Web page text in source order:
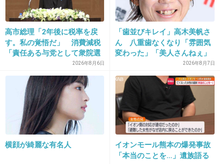
29. 匿名2016/10/30(日) 11:16:06
>>26
こんなオリンピックは嫌だ
30. 匿名2016/10/30(日) 11:16:10
オリンピックはポケモンとか最新技術のロボッ
トとかに登場して欲しい。
外人のモノマネダンスグループはいらない。
高市総理「2年後に税率を戻
す。私の覚悟だ」 消費減税
「責任ある与党として衆院選
公約に掲げ理解賜った」2026年8月6日
「歯並びキレイ」高木美帆さ
ん 八重歯なくなり「雰囲気
変わった」「美人さんねぇ」
「歯列矯正してるんや」2026年8月7日
横顔が綺麗な有名人
イオンモール熊本の爆発事故
「本当のことを…」遺族語る